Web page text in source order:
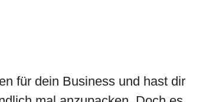
für dein Business und hast dir